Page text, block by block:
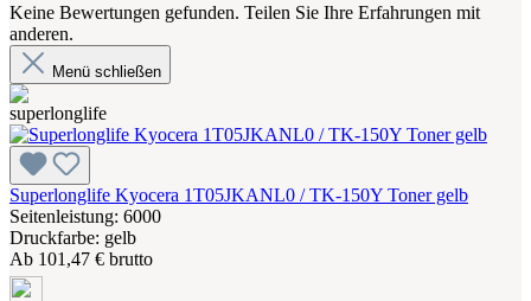
Keine Bewertungen gefunden. Teilen Sie Ihre Erfahrungen mit
anderen.
Menü schließen
Superlonglife Kyocera 1T05JKANL0 / TK-150Y Toner gelb
Seitenleistung: 6000
Druckfarbe: gelb
Ab 101,47 € brutto